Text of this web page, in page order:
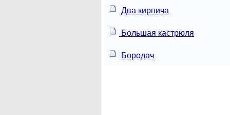
Два кирпича
Большая кастрюля
Бородач